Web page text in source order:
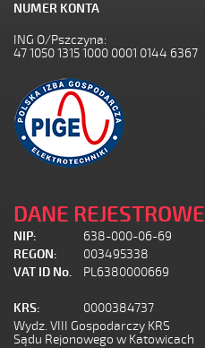
NUMER KONTA
ING O/Pszczyna:
47 1050 1315 1000 0001 0144 6367
DANE REJESTROWE
NIP:
638-000-06-69
REGON:
003495338
VAT ID No.
PL6380000669
KRS:
0000384737
Wydz. VIII Gospodarczy KRS
Sądu Rejonowego w Katowicach